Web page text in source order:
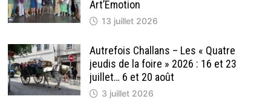
Art’Emotion
13 juillet 2026
Autrefois Challans – Les « Quatre
jeudis de la foire » 2026 : 16 et 23
juillet… 6 et 20 août
3 juillet 2026